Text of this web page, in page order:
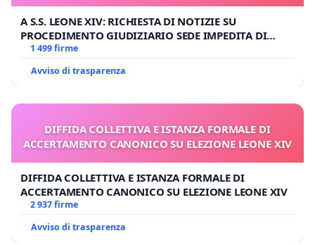
A S.S. LEONE XIV: RICHIESTA DI NOTIZIE SU
PROCEDIMENTO GIUDIZIARIO SEDE IMPEDITA DI
BENEDETTO XVI
1 499 firme
Avviso di trasparenza
DIFFIDA COLLETTIVA E ISTANZA FORMALE DI
ACCERTAMENTO CANONICO SU ELEZIONE LEONE XIV
DIFFIDA COLLETTIVA E ISTANZA FORMALE DI
ACCERTAMENTO CANONICO SU ELEZIONE LEONE XIV
2 937 firme
Avviso di trasparenza